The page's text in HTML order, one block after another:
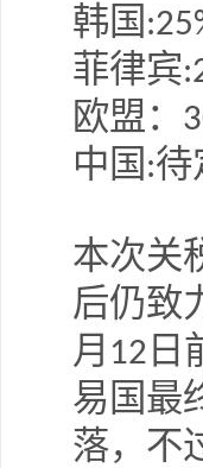
韩国
菲律宾
欧盟：
中国:待
本次关
后仍致
月 12 日
易国最
落，不